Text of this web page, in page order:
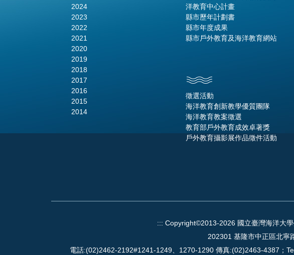
2024
2023
2022
2021
2020
2019
2018
2017
2016
2015
2014
洋教育中心計畫
縣市歷年計劃書
縣市年度成果
縣市戶外教育及海洋教育網站
徵選活動
海洋教育創新教學優質團隊
海洋教育教案徵選
教育部戶外教育成效卓著獎
戶外教育攝影展作品徵件活動
::: Copyright©2013-2026 國立臺灣海洋大
202301 基隆市中正區北寧
電話:(02)2462-2192#1241-1249、1270-1290 傳真:(02)2463-4387；